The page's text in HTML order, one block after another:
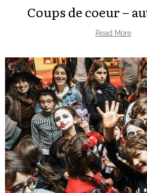
Coups de coeur –
Read More